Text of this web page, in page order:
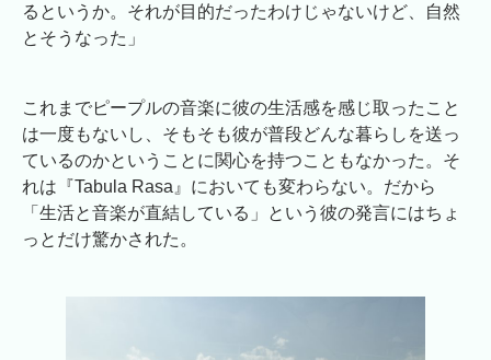
るというか。それが目的だったわけじゃないけど、自然
とそうなった」
これまでピープルの音楽に彼の生活感を感じ取ったこと
は一度もないし、そもそも彼が普段どんな暮らしを送っ
ているのかということに関心を持つこともなかった。そ
れは『Tabula Rasa』においても変わらない。だから
「生活と音楽が直結している」という彼の発言にはちょ
っとだけ驚かされた。